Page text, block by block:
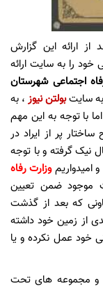
از ارائه این گزارش
را به سایت ارائه
اجتماعی شهرستان
به سایتبولتن نیوز، به
با توجه به این مهم
پر از ایراد در
نیک گرفته و با توجه
امیدواریموزارت رفاه
موجود ضمن تعیین
که بعد از گذشت
سندی از زمین خود داشته
خود عمل نکرده و یا
و مجموعه های تحت